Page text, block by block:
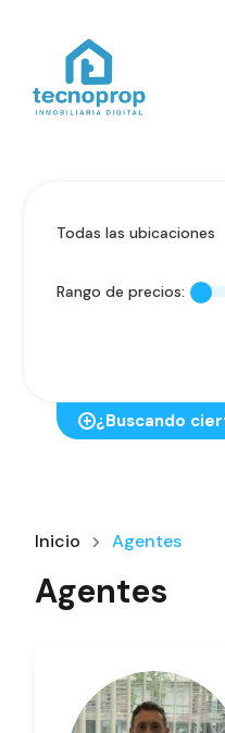
Todas las ubicaciones
Rango de precios:
¿Buscando
Inicio Agentes
Agentes